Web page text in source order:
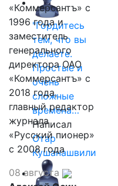
"Гордитесь
тем, что вы
делаете.
Простые и
очень
сложные
времена…
Написал
Отар
Кушанашвили
«Коммерсантъ» с
1996 года и
заместитель
генерального
директора ОАО
«Коммерсантъ» с
2018 года,
главный редактор
журнала
«Русский пионер»
с 2008 года
08 августа